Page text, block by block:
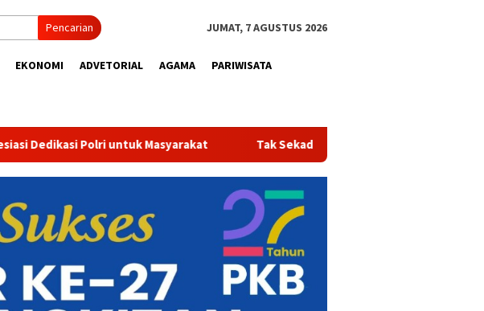
Pencarian JUMAT, 7 AGUSTUS 2026
EKONOMI ADVETORIAL AGAMA PARIWISATA
Tak Sekadar Bersih dan Sehat, Air Minum Perumdam Tirta Kampar Kini Resmi